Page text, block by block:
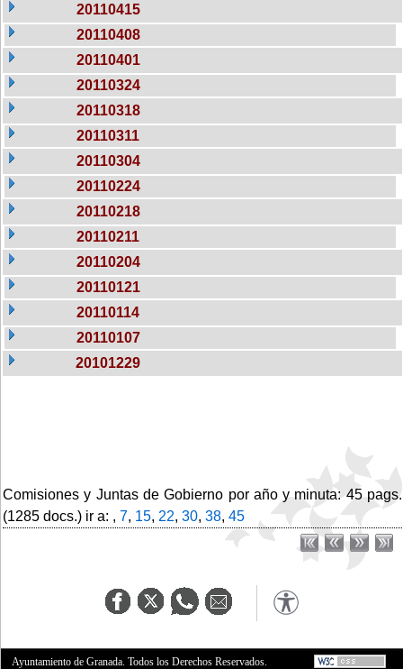
20110415
20110408
20110401
20110324
20110318
20110311
20110304
20110224
20110218
20110211
20110204
20110121
20110114
20110107
20101229
Comisiones y Juntas de Gobierno por año y minuta: 45 pags.
(1285 docs.) ir a: , 7, 15, 22, 30, 38, 45
Ayuntamiento de Granada. Todos los Derechos Reservados.